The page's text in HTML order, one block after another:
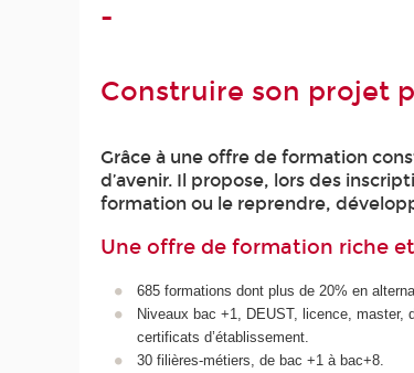
-
Construire son projet
Grâce à une offre de formation
d’avenir. Il propose, lors des
formation ou le reprendre,
Une offre de formation riche
685 formations dont plus de 20% en
Niveaux bac +1, DEUST, licence, master,
certificats d’établissement.
30 filières-métiers, de bac +1 à bac+8.